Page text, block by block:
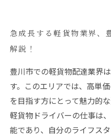
急成長する軽貨物業界、
解説！
豊川市での軽貨物配達業界
す。このエリアでは、高単
を目指す方にとって魅力的
軽貨物ドライバーの仕事は
能であり、自分のライフス